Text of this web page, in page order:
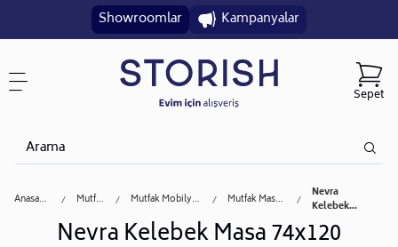
Showroomlar Kampanyalar
Sepet
Anasayfa Mutfak Mutfak Mobilyası Mutfak Masası
Nevra
Kelebek...
Nevra Kelebek Masa 74x120